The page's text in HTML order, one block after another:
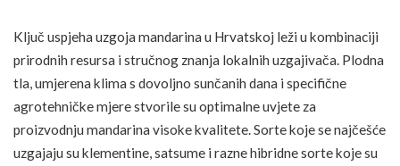
Ključ uspjeha uzgoja mandarina u Hrvatskoj leži u kombinaciji
prirodnih resursa i stručnog znanja lokalnih uzgajivača. Plodna
tla, umjerena klima s dovoljno sunčanih dana i specifične
agrotehničke mjere stvorile su optimalne uvjete za
proizvodnju mandarina visoke kvalitete. Sorte koje se najčešće
uzgajaju su klementine, satsume i razne hibridne sorte koje su